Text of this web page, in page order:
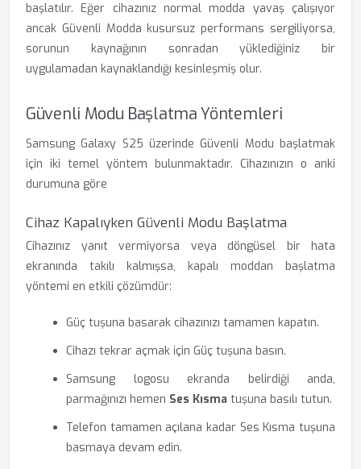
başlatılır. Eğer cihazınız normal modda yavaş çalışıyor
ancak Güvenli Modda kusursuz performans sergiliyorsa,
sorunun kaynağının sonradan yüklediğiniz bir
uygulamadan kaynaklandığı kesinleşmiş olur.
Güvenli Modu Başlatma Yöntemleri
Samsung Galaxy S25 üzerinde Güvenli Modu başlatmak
için iki temel yöntem bulunmaktadır. Cihazınızın o anki
durumuna göre
Cihaz Kapalıyken Güvenli Modu Başlatma
Cihazınız yanıt vermiyorsa veya döngüsel bir hata
ekranında takılı kalmışsa, kapalı moddan başlatma
yöntemi en etkili çözümdür:
Güç tuşuna basarak cihazınızı tamamen kapatın.
Cihazı tekrar açmak için Güç tuşuna basın.
Samsung logosu ekranda belirdiği anda,
parmağınızı hemen Ses Kısma tuşuna basılı tutun.
Telefon tamamen açılana kadar Ses Kısma tuşuna
basmaya devam edin.